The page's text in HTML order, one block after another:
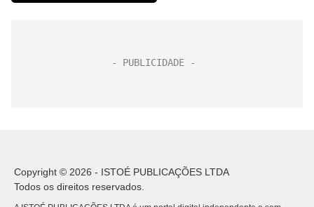
Copyright © 2026 - ISTOÉ PUBLICAÇÕES LTDA
Todos os direitos reservados.